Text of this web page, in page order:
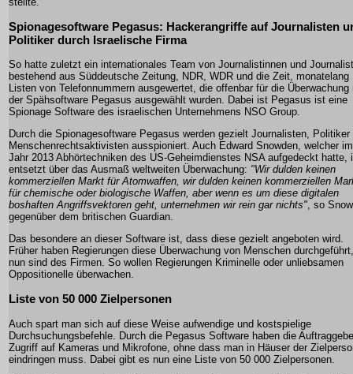
Spionagesoftware Pegasus: Hackerangriffe auf Journalisten
Politiker durch Israelische Firma
So hatte zuletzt ein internationales Team von Journalistinnen und
bestehend aus Süddeutsche Zeitung, NDR, WDR und die Zeit, monatelang
Listen von Telefonnummern ausgewertet, die offenbar für die Überwachung
der Spähsoftware Pegasus ausgewählt wurden. Dabei ist Pegasus ist eine
Spionage Software des israelischen Unternehmens NSO Group.
Durch die Spionagesoftware Pegasus werden gezielt Journalisten, Politiker
Menschenrechtsaktivisten ausspioniert. Auch Edward Snowden, welcher im
Jahr 2013 Abhörtechniken des US-Geheimdienstes NSA aufgedeckt hatte,
entsetzt über das Ausmaß weltweiten Überwachung: "Wir dulden keinen
kommerziellen Markt für Atomwaffen, wir dulden keinen kommerziellen
für chemische oder biologische Waffen, aber wenn es um diese digitalen
boshaften Angriffsvektoren geht, unternehmen wir rein gar nichts", so
gegenüber dem britischen Guardian.
Das besondere an dieser Software ist, dass diese gezielt angeboten wird.
Früher haben Regierungen diese Überwachung von Menschen durchgeführt,
nun sind des Firmen. So wollen Regierungen Kriminelle oder unliebsamen
Oppositionelle überwachen.
Liste von 50 000 Zielpersonen
Auch spart man sich auf diese Weise aufwendige und kostspielige
Durchsuchungsbefehle. Durch die Pegasus Software haben die
Zugriff auf Kameras und Mikrofone, ohne dass man in Häuser der
eindringen muss. Dabei gibt es nun eine Liste von 50 000 Zielpersonen.